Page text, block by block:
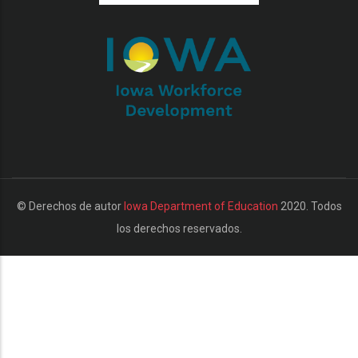
© Derechos de autor Iowa Department of Education 2020. Todos
los derechos reservados.